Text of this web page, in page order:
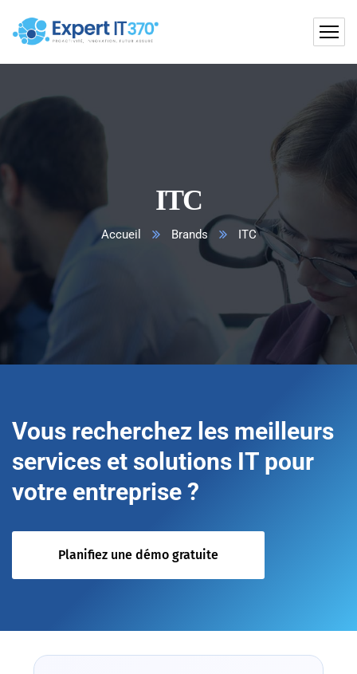
ITC
Accueil Brands ITC
Vous recherchez les meilleurs
services et solutions IT pour
votre entreprise ?
Planifiez une démo gratuite